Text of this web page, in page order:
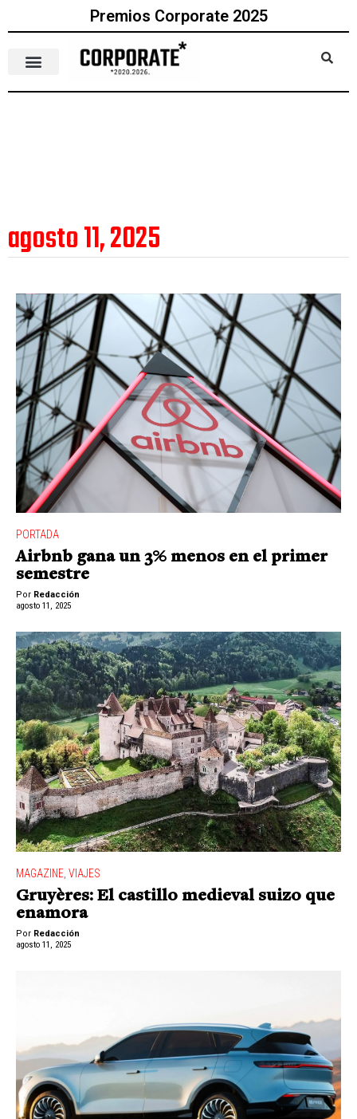
Premios Corporate 2025
agosto 11, 2025
PORTADA
Airbnb gana un 3% menos en el primer
semestre
Por Redacción
agosto 11, 2025
MAGAZINE VIAJES
Gruyères: El castillo medieval suizo que
enamora
Por Redacción
agosto 11, 2025